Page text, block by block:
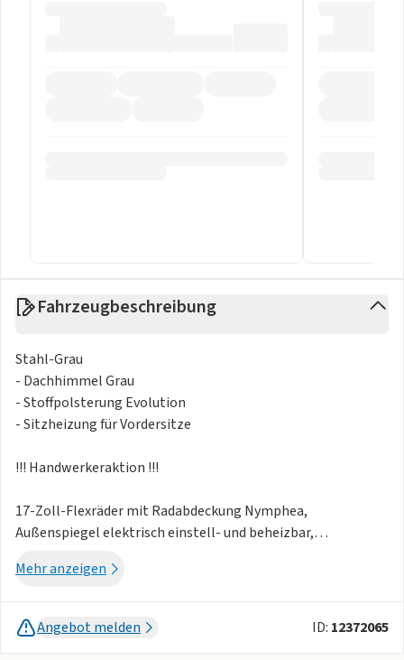
Fahrzeugbeschreibung
Stahl-Grau
- Dachhimmel Grau
- Stoffpolsterung Evolution
- Sitzheizung für Vordersitze
!!! Handwerkeraktion !!!
17-Zoll-Flexräder mit Radabdeckung Nymphea,
Außenspiegel elektrisch einstell- und beheizbar,
lackiert, Beifahrerairbag deaktivierbar, Bremsassistent mit
Notbremsung,
Digitale Instrumententafel 7 Zoll, Einfarblackierung,
Mehr anzeigen
Angebot melden ID: 12372065